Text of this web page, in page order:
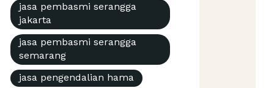
jasa pembasmi serangga
jakarta
jasa pembasmi serangga
semarang
jasa pengendalian hama